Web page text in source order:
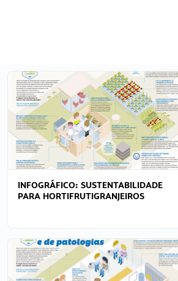
INFOGRÁFICO: SUSTENTABILIDADE
PARA HORTIFRUTIGRANJEIROS